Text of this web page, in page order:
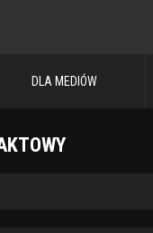
DLA MEDIÓW